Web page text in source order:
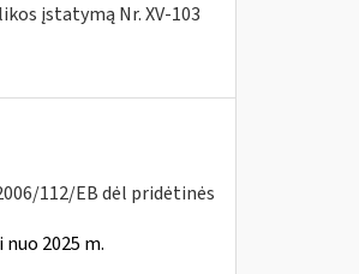
įstatymą Nr. XV-103
112/EB dėl pridėtinės
2025 m.